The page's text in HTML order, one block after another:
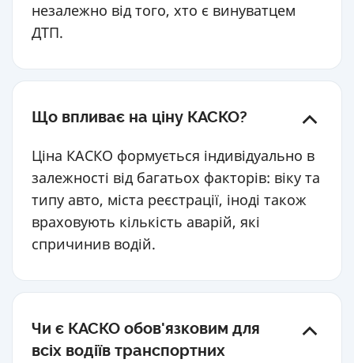
незалежно від того, хто є винуватцем
ДТП.
Що впливає на ціну КАСКО?
Ціна КАСКО формується індивідуально в
залежності від багатьох факторів: віку та
типу авто, міста реєстрації, іноді також
враховують кількість аварій, які
спричинив водій.
Чи є КАСКО обов'язковим для
всіх водіїв транспортних